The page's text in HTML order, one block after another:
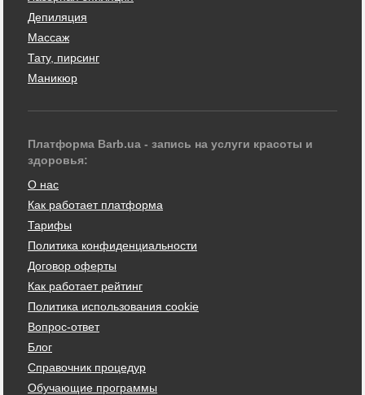
Депиляция
Массаж
Тату, пирсинг
Маникюр
Платформа Barb.ua - запись на услуги красоты и
здоровья:
О нас
Как работает платформа
Тарифы
Политика конфиденциальности
Договор оферты
Как работает рейтинг
Политика использования cookie
Вопрос-ответ
Блог
Справочник процедур
Обучающие программы